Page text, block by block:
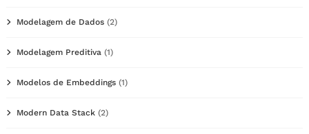
Modelagem de Dados (2)
Modelagem Preditiva (1)
Modelos de Embeddings (1)
Modern Data Stack (2)